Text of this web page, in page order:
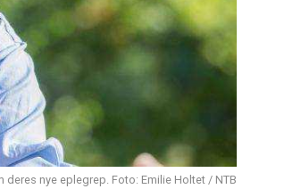
nye eplegrep. Foto: Emilie Holtet / NTB